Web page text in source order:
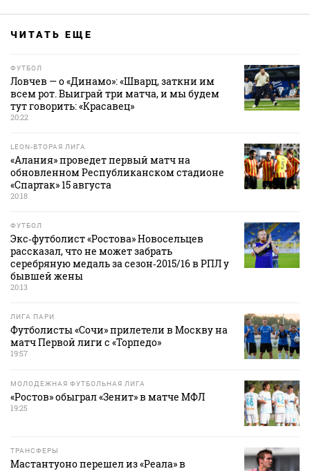
ЧИТАТЬ ЕЩЕ
ФУТБОЛ
Ловчев — о «Динамо»: «Шварц, заткни им
всем рот. Выиграй три матча, и мы будем
тут говорить: «Красавец»
20:22
LEON-ВТОРАЯ ЛИГА
«Алания» проведет первый матч на
обновленном Республиканском стадионе
«Спартак» 15 августа
20:18
ФУТБОЛ
Экс‑футболист «Ростова» Новосельцев
рассказал, что не может забрать
серебряную медаль за сезон‑2015/16 в РПЛ у
бывшей жены
20:13
ЛИГА ПАРИ
Футболисты «Сочи» прилетели в Москву на
матч Первой лиги с «Торпедо»
19:57
МОЛОДЕЖНАЯ ФУТБОЛЬНАЯ ЛИГА
«Ростов» обыграл «Зенит» в матче МФЛ
19:25
ТРАНСФЕРЫ
Мастантуоно перешел из «Реала» в